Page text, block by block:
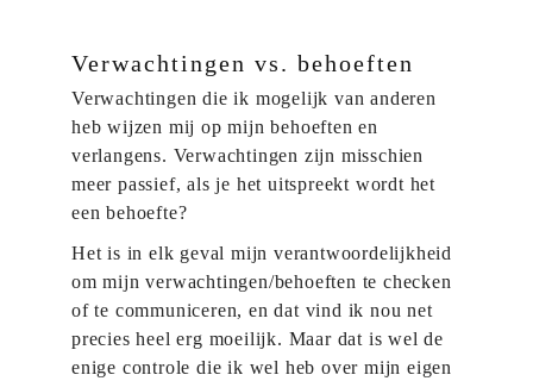
Verwachtingen vs. behoeften
Verwachtingen die ik mogelijk van anderen
heb wijzen mij op mijn behoeften en
verlangens. Verwachtingen zijn misschien
meer passief, als je het uitspreekt wordt het
een behoefte?
Het is in elk geval mijn verantwoordelijkheid
om mijn verwachtingen/behoeften te checken
of te communiceren, en dat vind ik nou net
precies heel erg moeilijk. Maar dat is wel de
enige controle die ik wel heb over mijn eigen